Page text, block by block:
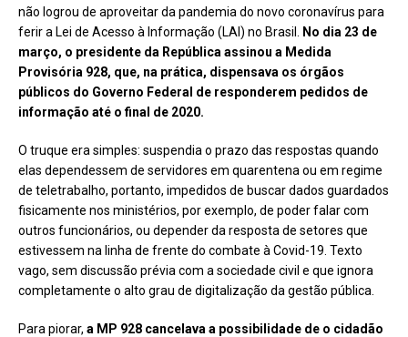
não logrou de aproveitar da pandemia do novo coronavírus para
ferir a Lei de Acesso à Informação (LAI) no Brasil.
No dia 23 de
março, o presidente da República assinou a Medida
Provisória 928, que, na prática, dispensava os órgãos
públicos do Governo Federal de responderem pedidos de
informação até o final de 2020.
O truque era simples: suspendia o prazo das respostas quando
elas dependessem de servidores em quarentena ou em regime
de teletrabalho, portanto, impedidos de buscar dados guardados
fisicamente nos ministérios, por exemplo, de poder falar com
outros funcionários, ou depender da resposta de setores que
estivessem na linha de frente do combate à Covid-19. Texto
vago, sem discussão prévia com a sociedade civil e que ignora
completamente o alto grau de digitalização da gestão pública.
Para piorar, a MP 928 cancelava a possibilidade de o cidadão